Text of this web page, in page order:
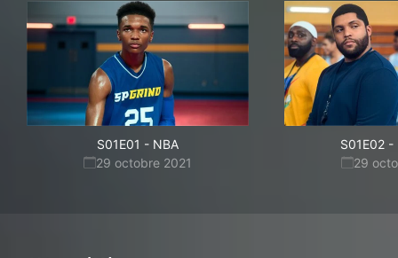
S01E01 - NBA
29 octobre 2021
S01E02-
29